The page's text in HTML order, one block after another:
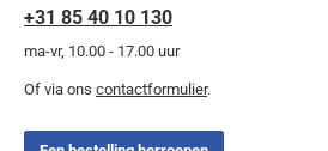
+31 85 40 10 130
ma-vr, 10.00 - 17.00 uur
Of via ons contactformulier.